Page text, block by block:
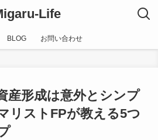
Life
BLOG お問い合わせ
産形成は意外とシンプ
リストFPが教える5つ